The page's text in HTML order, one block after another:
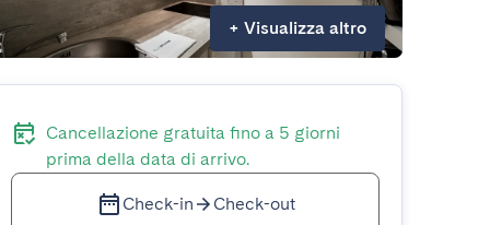
+ Visualizza altro
Cancellazione gratuita fino a 5 giorni
prima della data di arrivo.
Check-in Check-out